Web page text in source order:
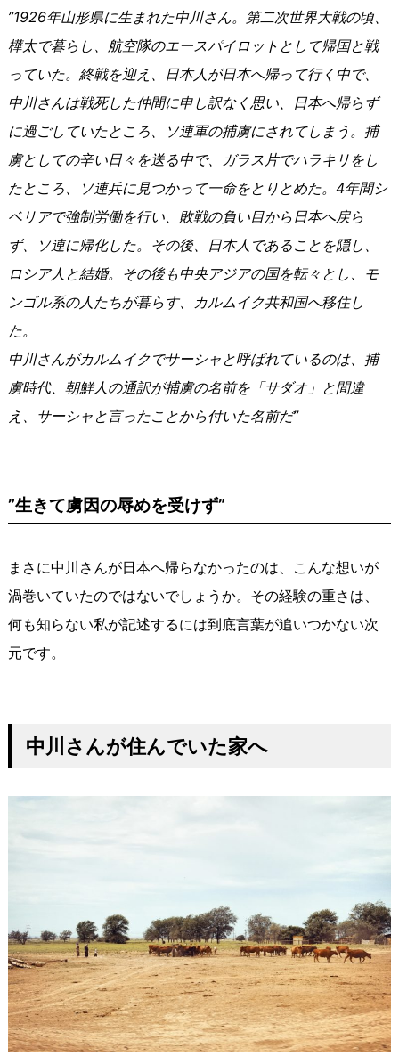
”1926年山形県に生まれた中川さん。第二次世界大戦の頃、
樺太で暮らし、航空隊のエースパイロットとして帰国と戦
っていた。終戦を迎え、日本人が日本へ帰って行く中で、
中川さんは戦死した仲間に申し訳なく思い、日本へ帰らず
に過ごしていたところ、ソ連軍の捕虜にされてしまう。捕
虜としての辛い日々を送る中で、ガラス片でハラキリをし
たところ、ソ連兵に見つかって一命をとりとめた。4年間シ
ベリアで強制労働を行い、敗戦の負い目から日本へ戻ら
ず、ソ連に帰化した。その後、日本人であることを隠し、
ロシア人と結婚。その後も中央アジアの国を転々とし、モ
ンゴル系の人たちが暮らす、カルムイク共和国へ移住し
た。
中川さんがカルムイクでサーシャと呼ばれているのは、捕
虜時代、朝鮮人の通訳が捕虜の名前を「サダオ」と間違
え、サーシャと言ったことから付いた名前だ”
”生きて虜因の辱めを受けず”
まさに中川さんが日本へ帰らなかったのは、こんな想いが
渦巻いていたのではないでしょうか。その経験の重さは、
何も知らない私が記述するには到底言葉が追いつかない次
元です。
中川さんが住んでいた家へ